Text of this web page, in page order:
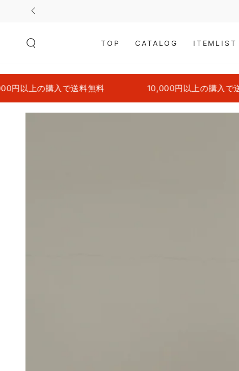
コンテンツにスキッ
プする
TOP CATALOG ITEMLIST
送料無料 10,000円以上の購入で送料無料